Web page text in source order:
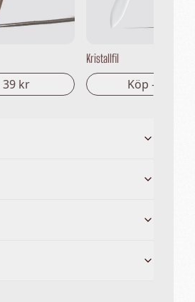
39 kr
Kristallfil
Köp -